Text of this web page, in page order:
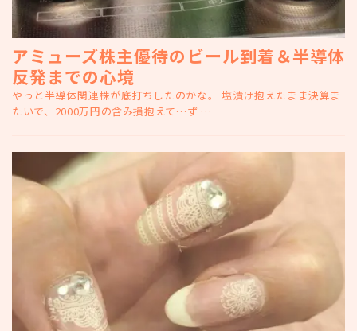
アミューズ株主優待のビール到着＆半導体
反発までの心境
やっと半導体関連株が底打ちしたのかな。 塩漬け抱えたまま決算ま
たいで、2000万円の含み損抱えて…ず …